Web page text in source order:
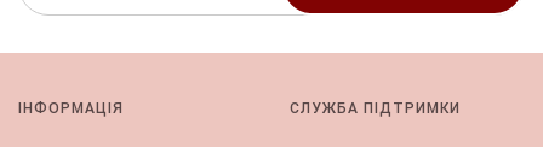
ІНФОРМАЦІЯ СЛУЖБА ПІДТРИМКИ